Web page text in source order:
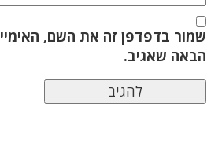
שמור בדפדפן זה את השם,
הבאה שאגיב.